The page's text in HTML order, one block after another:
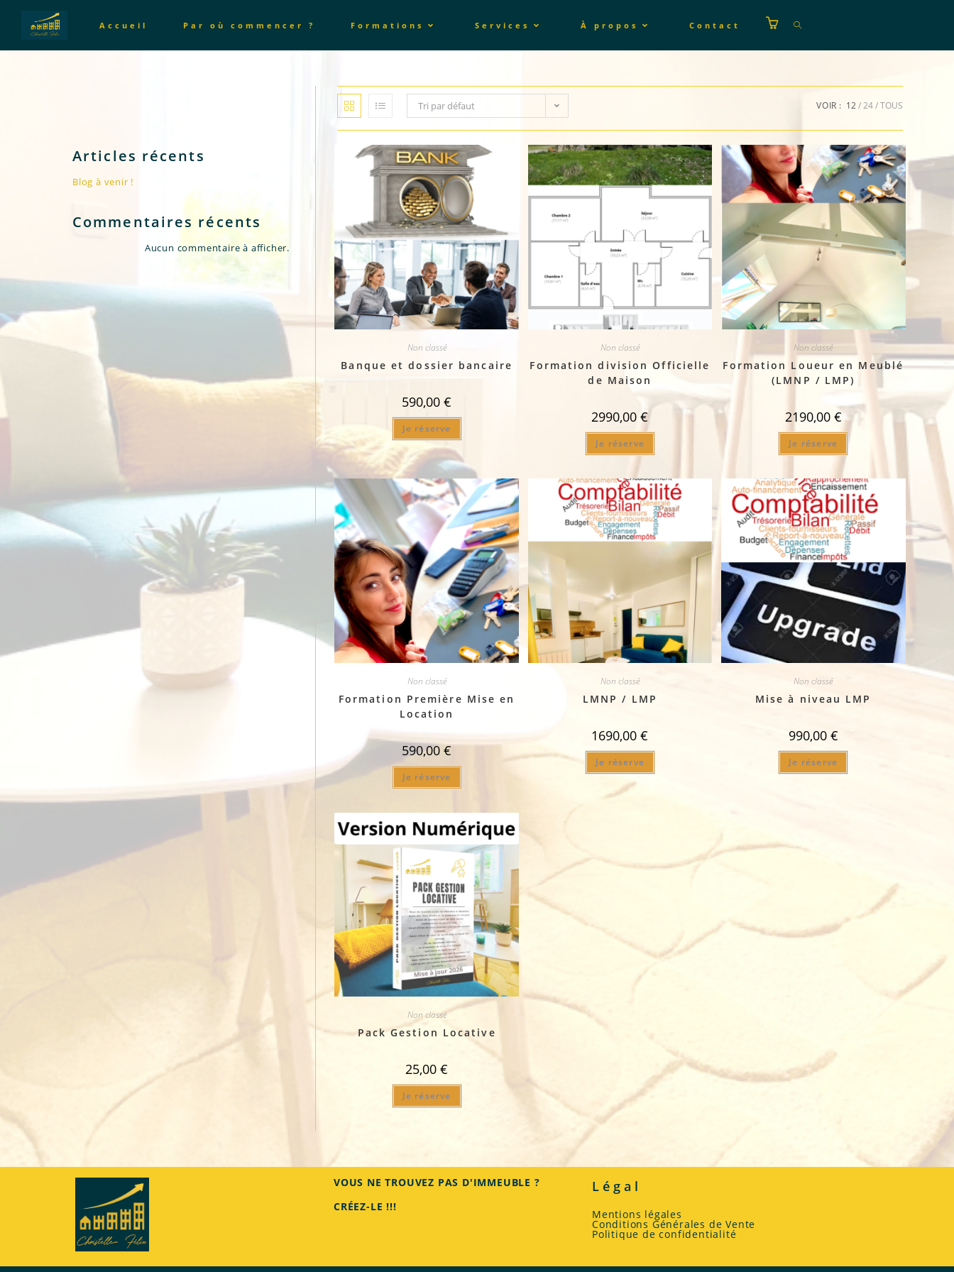
Accueil Par où commencer ? Formations Services À propos Contact
Tri par défaut VOIR : 12 24 TOUS
Non classé
Banque et dossier bancaire
590,00€
Je réserve
Non classé
Formation division Officielle
de Maison
2990,00€
Je réserve
Non classé
Formation Loueur en Meublé
(LMNP / LMP)
2190,00 €
Je réserve
Non classé
Formation Première Mise en
Location
590,00€
Je réserve
Non classé
LMNP / LMP
1690,00€
Je réserve
Non classé
Mise à niveau LMP
990,00 €
Je réserve
Non classé
Pack Gestion Locative
25,00€
Je réserve
Articles récents
Blog à venir !
Commentaires récents
Aucun commentaire à afficher.
VOUS NE TROUVEZ PAS D'IMMEUBLE ?
CRÉEZ-LE !!!
Légal
Mentions légales
Conditions Générales de Vente
Politique de confidentialité